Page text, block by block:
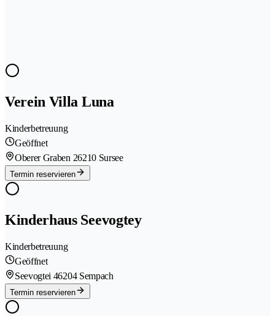
Verein Villa Luna
Kinderbetreuung
Geöffnet
Oberer Graben 26210 Sursee
Termin reservieren
Kinderhaus Seevogtey
Kinderbetreuung
Geöffnet
Seevogtei 46204 Sempach
Termin reservieren